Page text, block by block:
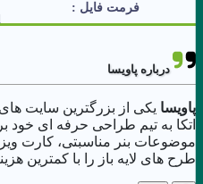
فرمت فایل :
رنگ بندی استفاده شده:
لایه های فایل :
درباره پاویسا
پاویسایکی از بزرگترین سایت های
اتکا به تیم طراحی حرفه ای خود
موضوعات بنر مناسبتی، کارت
طرح های لایه باز را با کمترین